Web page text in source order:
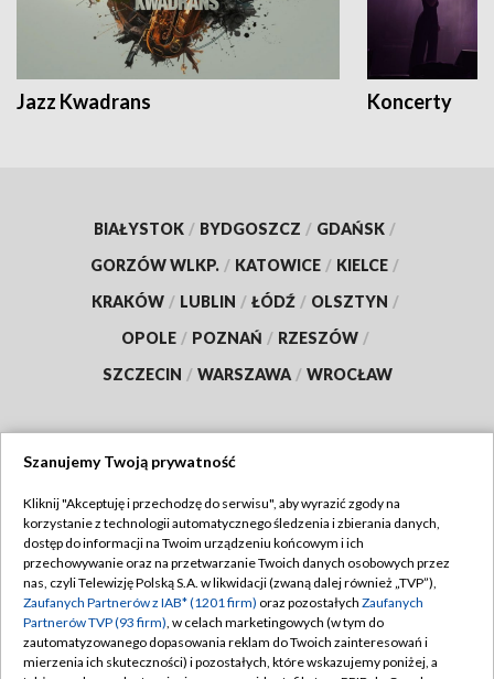
Jazz Kwadrans Koncerty
BIAŁYSTOK / BYDGOSZCZ / GDAŃSK /
GORZÓW WLKP. / KATOWICE / KIELCE /
KRAKÓW / LUBLIN / ŁÓDŹ / OLSZTYN /
OPOLE / POZNAŃ / RZESZÓW /
SZCZECIN / WARSZAWA / WROCŁAW
TVP
Abonament TVP
Emisja w TVP
Centrum informacji TVP
Naziemna Telewizja Cyfrowa
Regulamin TVP
Polityka prywatności
Moje zgody
Szanujemy Twoją prywatność
Kliknij "Akceptuję i przechodzę do serwisu", aby wyrazić zgody na
korzystanie z technologii automatycznego śledzenia i zbierania danych,
dostęp do informacji na Twoim urządzeniu końcowym i ich
przechowywanie oraz na przetwarzanie Twoich danych osobowych przez
nas, czyli Telewizję Polską S.A. w likwidacji (zwaną dalej również „TVP”),
Zaufanych Partnerów z IAB* (1201 firm) oraz pozostałych Zaufanych
Partnerów TVP (93 firm), w celach marketingowych (w tym do
zautomatyzowanego dopasowania reklam do Twoich zainteresowań i
mierzenia ich skuteczności) i pozostałych, które wskazujemy poniżej, a